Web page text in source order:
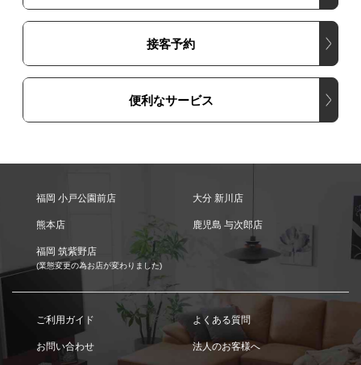
接客予約
便利なサービス
福岡 小戸公園前店 大分 新川店
熊本店 鹿児島 与次郎店
福岡 筑紫野店
(業態変更の為お店が変わりました)
ご利用ガイド よくある質問
お問い合わせ 法人のお客様へ